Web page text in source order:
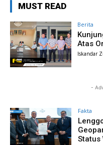
MUST READ
Berita
Atas
Iskandar
-
Fakta
Status